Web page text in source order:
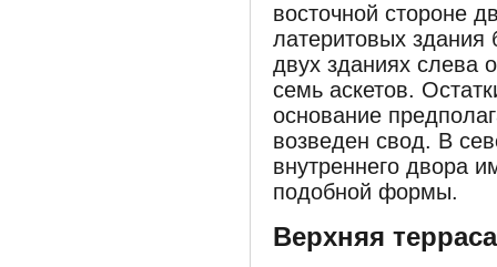
восточной стороне
латеритовых
двух зданиях слева
семь аскетов.
основание
возведен свод. В
внутреннего двора
подобной формы.
Верхняя терраса